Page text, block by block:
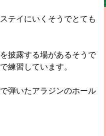
テイにいくそうでとても
披露する場があるそうで
練習しています。
弾いたアラジンのホール